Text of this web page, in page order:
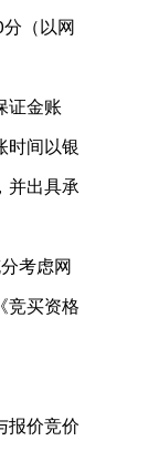
（以网
证金账
时间以银
并出具承
考虑网
竞买资格
报价竞价